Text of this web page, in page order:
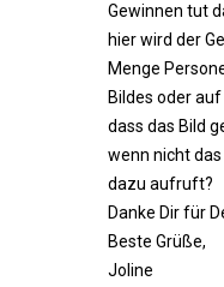
Gewinnen tut
hier wird der
Menge
Bildes oder
dass das Bild
wenn nicht
dazu aufruft?
Danke Dir für
Beste Grüße,
Joline